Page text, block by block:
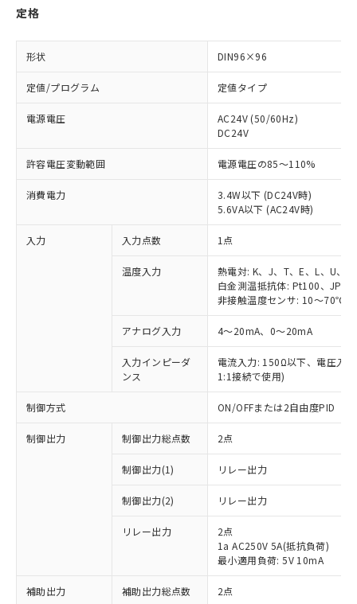
定格
形状 DIN96×96
定値/プログラム 定値タイプ
電源電圧
AC24V (50/60Hz)
DC24V
許容電圧変動範囲 電源電圧の85～110%
消費電力
3.4W以下 (DC24V時)
5.6VA以下 (AC24V時)
入力 入力点数 1点
温度入力
熱電対: K、J、T、E、L、U、
白金測温抵抗体: Pt100、
非接触温度センサ: 10～70℃
アナログ入力 4～20mA、0～20mA
入力インピーダ
ンス
電流入力: 150Ω以下、電圧入
1:1接続で使用)
制御方式 ON/OFFまたは2自由度PID（
制御出力 制御出力総点数 2点
制御出力(1) リレー出力
制御出力(2) リレー出力
リレー出力
2点
1a AC250V 5A(抵抗負荷)
最小適用負荷: 5V 10mA
補助出力 補助出力総点数 2点